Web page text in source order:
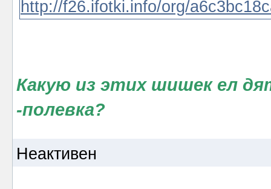
Какую из этих шишек ел
-полевка?
Неактивен